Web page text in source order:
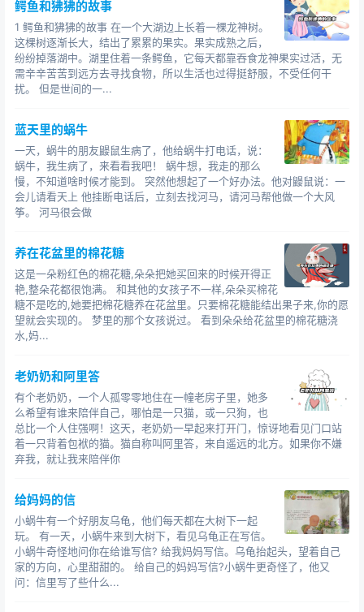
鳄鱼和狒狒的故事
1 鳄鱼和狒狒的故事 在一个大湖边上长着一棵龙神树。
这棵树逐渐长大，结出了累累的果实。果实成熟之后，
纷纷掉落湖中。湖里住着一条鳄鱼，它每天都靠吞食龙神果实过活，无
需辛辛苦苦到远方去寻找食物，所以生活也过得挺舒服，不受任何干
扰。 但是世间的一...
蓝天里的蜗牛
一天，蜗牛的朋友鼹鼠生病了，他给蜗牛打电话，说：
蜗牛，我生病了，来看看我吧！ 蜗牛想，我走的那么
慢，不知道啥时候才能到。 突然他想起了一个好办法。他对鼹鼠说：一
会儿请看天上 他挂断电话后，立刻去找河马，请河马帮他做一个大风
筝。 河马很会做
养在花盆里的棉花糖
这是一朵粉红色的棉花糖,朵朵把她买回来的时候开得正
艳,整朵花都很饱满。 和其他的女孩子不一样,朵朵买棉花
糖不是吃的,她要把棉花糖养在花盆里。只要棉花糖能结出果子来,你的愿
望就会实现的。 梦里的那个女孩说过。 看到朵朵给花盆里的棉花糖浇
水,妈...
老奶奶和阿里答
有个老奶奶，一个人孤零零地住在一幢老房子里，她多
么希望有谁来陪伴自己，哪怕是一只猫，或一只狗，也
总比一个人住强啊！这天，老奶奶一早起来打开门，惊讶地看见门口站
着一只背着包袱的猫。猫自称叫阿里答，来自遥远的北方。如果你不嫌
弃我，就让我来陪伴你
给妈妈的信
小蜗牛有一个好朋友乌龟，他们每天都在大树下一起
玩。 有一天，小蜗牛来到大树下，看见乌龟正在写信。
小蜗牛奇怪地问你在给谁写信? 给我妈妈写信。乌龟抬起头，望着自己
家的方向，心里甜甜的。 给自己的妈妈写信?小蜗牛更奇怪了，他又
问：信里写了些什么...